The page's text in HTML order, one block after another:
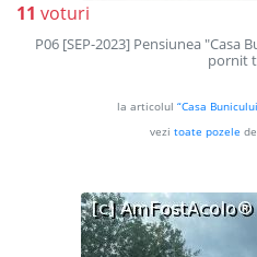
11 voturi
P06 [SEP-2023] Pensiunea "Casa
pornit
la articolul “Casa
vezi toate pozele